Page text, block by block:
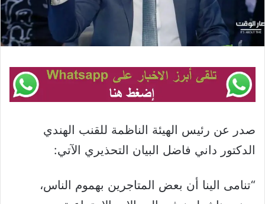
صدر عن رئيس الهيئة الناظمة للقنب الهندي
الدكتور داني فاضل البيان التحذيري الآتي:
“تنامى الينا أن بعض المتاجرين بهموم الناس،